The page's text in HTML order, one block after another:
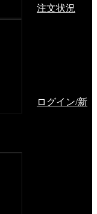
注文状況
ログイン/新